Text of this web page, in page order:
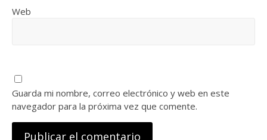
Web
Guarda mi nombre, correo electrónico y web en este
navegador para la próxima vez que comente.